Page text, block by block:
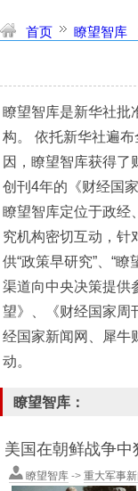
首页 瞭望智库
瞭望智库是新华社批
构。 依托新华社遍
因，瞭望智库获得了
创刊4年的《财经国
瞭望智库定位于政经
究机构密切互动，针
供“政策早研究”、“
渠道向中央决策提
望》、《财经国家周
经国家新闻网、犀牛
动。
瞭望智库：
美国在朝鲜战争
瞭望智库 -> 重大军事